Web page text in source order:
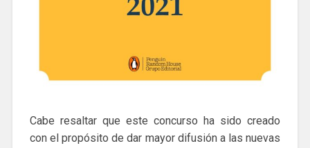
Cabe resaltar que este concurso ha sido creado
con el propósito de dar mayor difusión a las nuevas